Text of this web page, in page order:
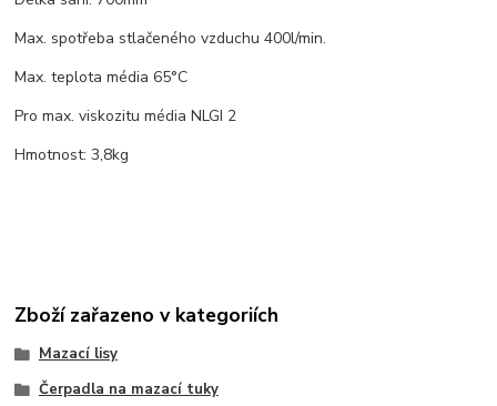
Max. spotřeba stlačeného vzduchu 400l/min.
Max. teplota média 65°C
Pro max. viskozitu média NLGI 2
Hmotnost: 3,8kg
Zboží zařazeno v kategoriích
Mazací lisy
Čerpadla na mazací tuky